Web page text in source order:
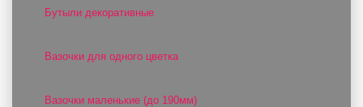
Бутыли декоративные
Вазочки для одного цветка
Вазочки маленькие (до 190мм)